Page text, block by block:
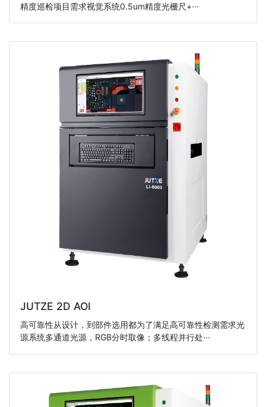
精度巡检项目需求视觉系统0.5um精度光栅尺+···
JUTZE 2D AOI
高可靠性从设计，到部件选用都为了满足高可靠性检测需求光
源系统多通道光源，RGB分时取像；多线程并行处···